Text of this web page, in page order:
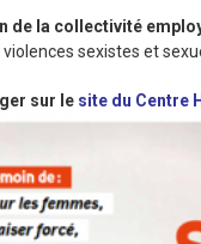
de la collectivité
sexistes et
sur le site du Centre